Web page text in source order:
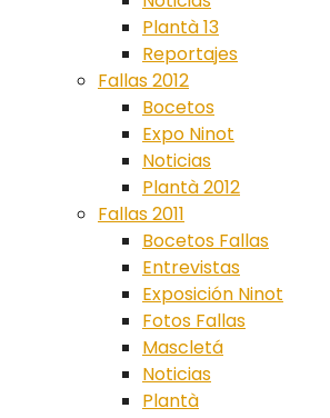
Plantà 13
Reportajes
Fallas 2012
Bocetos
Expo Ninot
Noticias
Plantà 2012
Fallas 2011
Bocetos Fallas
Entrevistas
Exposición Ninot
Fotos Fallas
Mascletá
Noticias
Plantà